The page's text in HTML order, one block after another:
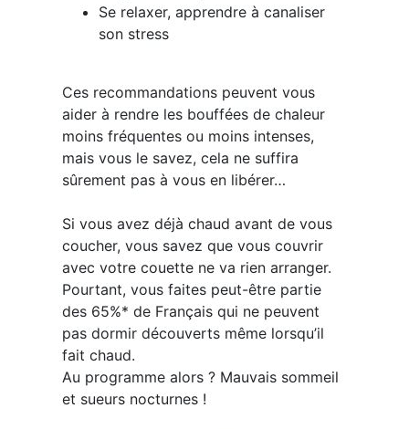
Se relaxer, apprendre à canaliser
son stress
Ces recommandations peuvent vous
aider à rendre les bouffées de chaleur
moins fréquentes ou moins intenses,
mais vous le savez, cela ne suffira
sûrement pas à vous en libérer…
Si vous avez déjà chaud avant de vous
coucher, vous savez que vous couvrir
avec votre couette ne va rien arranger.
Pourtant, vous faites peut-être partie
des 65%* de Français qui ne peuvent
pas dormir découverts même lorsqu’il
fait chaud.
Au programme alors ? Mauvais sommeil
et sueurs nocturnes !